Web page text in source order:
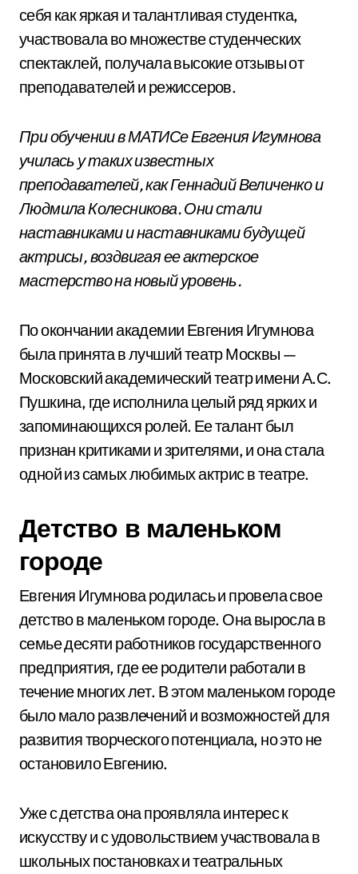
себя как яркая и талантливая студентка,
участвовала во множестве студенческих
спектаклей, получала высокие отзывы от
преподавателей и режиссеров.
При обучении в МАТИСе Евгения Игумнова
училась у таких известных
преподавателей, как Геннадий Величенко и
Людмила Колесникова. Они стали
наставниками и наставниками будущей
актрисы, воздвигая ее актерское
мастерство на новый уровень.
По окончании академии Евгения Игумнова
была принята в лучший театр Москвы —
Московский академический театр имени А.С.
Пушкина, где исполнила целый ряд ярких и
запоминающихся ролей. Ее талант был
признан критиками и зрителями, и она стала
одной из самых любимых актрис в театре.
Детство в маленьком
городе
Евгения Игумнова родилась и провела свое
детство в маленьком городе. Она выросла в
семье десяти работников государственного
предприятия, где ее родители работали в
течение многих лет. В этом маленьком городе
было мало развлечений и возможностей для
развития творческого потенциала, но это не
остановило Евгению.
Уже с детства она проявляла интерес к
искусству и с удовольствием участвовала в
школьных постановках и театральных